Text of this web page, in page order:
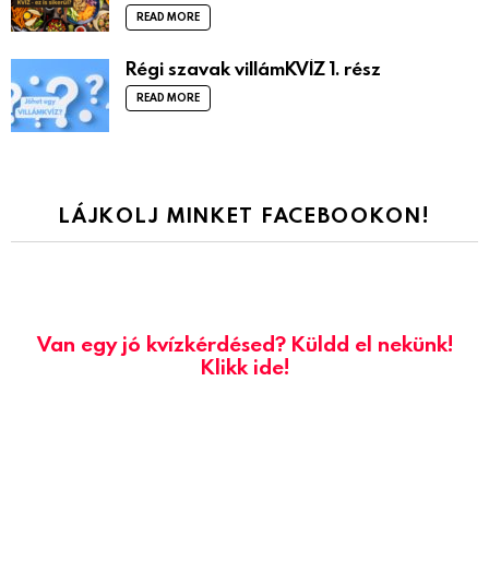
READ MORE
Régi szavak villámKVÍZ 1. rész
READ MORE
LÁJKOLJ MINKET FACEBOOKON!
Van egy jó kvízkérdésed? Küldd el nekünk!
Klikk ide!